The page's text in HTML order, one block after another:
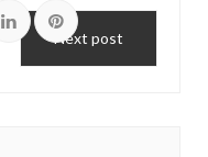
Next post